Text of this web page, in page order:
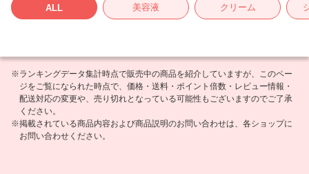
ALL 美容液 クリーム
※ランキングデータ集計時点で販売中の商品を紹介していますが、このペー
ジをご覧になられた時点で、価格・送料・ポイント倍数・レビュー情報・
配送対応の変更や、売り切れとなっている可能性もございますのでご了承
ください。
※掲載されている商品内容および商品説明のお問い合わせは、各ショップに
お問い合わせください。